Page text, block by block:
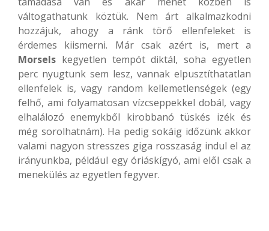
váltogathatunk köztük. Nem árt alkalmazkodni
hozzájuk, ahogy a ránk törő ellenfeleket is
érdemes kiismerni. Már csak azért is, mert a
Morsels kegyetlen tempót diktál, soha egyetlen
perc nyugtunk sem lesz, vannak elpusztíthatatlan
ellenfelek is, vagy random kellemetlenségek (egy
felhő, ami folyamatosan vízcseppekkel dobál, vagy
elhalálozó enemykből kirobbanó tüskés izék és
még sorolhatnám). Ha pedig sokáig időzünk akkor
valami nagyon stresszes giga rosszaság indul el az
irányunkba, például egy óriáskígyó, ami elől csak a
menekülés az egyetlen fegyver.